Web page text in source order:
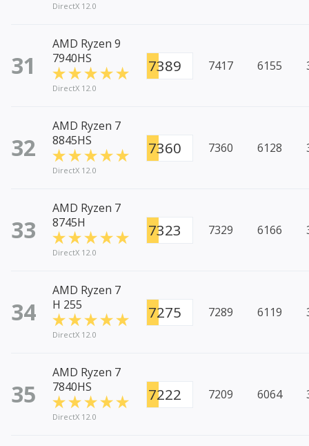
DirectX 12.0
31
AMD Ryzen 9
7940HS
DirectX 12.0
7389 7417 6155
32
AMD Ryzen 7
8845HS
DirectX 12.0
7360 7360 6128
33
AMD Ryzen 7
8745H
DirectX 12.0
7323 7329 6166
34
AMD Ryzen 7
H 255
DirectX 12.0
7275 7289 6119
35
AMD Ryzen 7
7840HS
DirectX 12.0
7222 7209 6064